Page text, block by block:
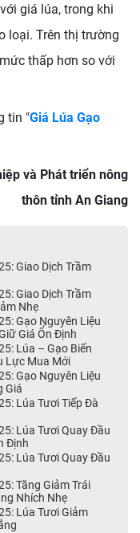
giá lúa, trong khi
loại. Trên thị trường
thấp hơn so với
tin "Giá Lúa Gạo
và Phát triển nông
thôn tỉnh An Giang
Giao Dịch Trầm
Giao Dịch Trầm
Nhẹ
Gạo Nguyên Liệu
Giá Ổn Định
Lúa – Gạo Biến
Lực Mua Mới
Gạo Nguyên Liệu
Giá
Lúa Tươi Tiếp Đà
Lúa Tươi Quay Đầu
Định
Lúa Tươi Quay Đầu
Tăng Giảm Trái
Nhích Nhẹ
Lúa Tươi Giảm